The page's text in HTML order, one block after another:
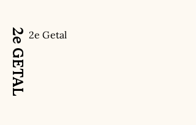
2e GETAL 2e Getal